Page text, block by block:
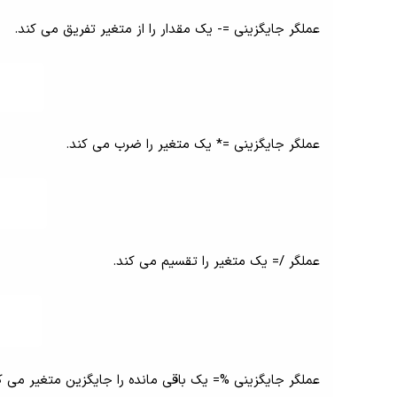
عملگر جایگزینی =- یک مقدار را از متغیر تفریق می کند.
عملگر جایگزینی =* یک متغیر را ضرب می کند.
عملگر /= یک متغیر را تقسیم می کند.
عملگر جایگزینی %= یک باقی مانده را جایگزین متغیر می